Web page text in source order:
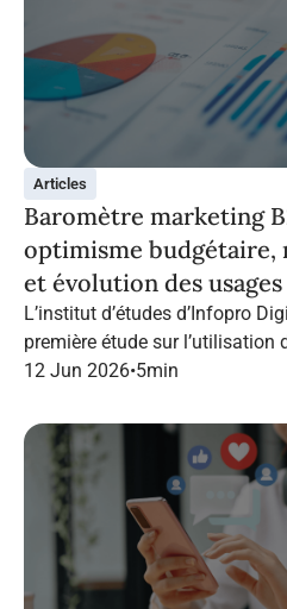
Articles
Baromètre marketing
optimisme
et évolution des
L’institut d’études d’Infopro
première étude sur l’utilisation
dans le marketing B2B.
12 Jun 2026•5min